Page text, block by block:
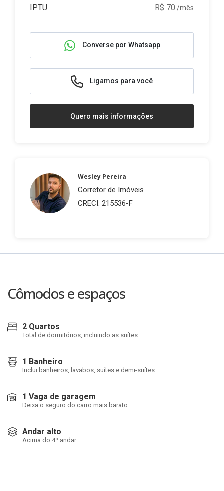
IPTU R$ 70 /mês
Converse por Whatsapp
Ligamos para você
Quero mais informações
Wesley Pereira
Corretor de Imóveis
CRECI: 215536-F
Cômodos e espaços
2 Quartos
Total de dormitórios, incluindo as suítes
1 Banheiro
Inclui banheiros, lavabos, suítes e demi-suítes
1 Vaga de garagem
Deixa o seguro do carro mais barato
Andar alto
Acima do 4º andar